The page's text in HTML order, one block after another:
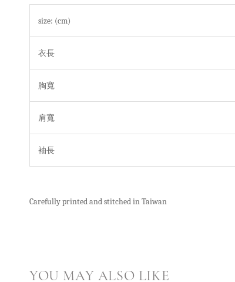
size: (cm)
衣長
胸寬
肩寬
袖長
Carefully printed and stitched in Taiwan
YOU MAY ALSO LIKE